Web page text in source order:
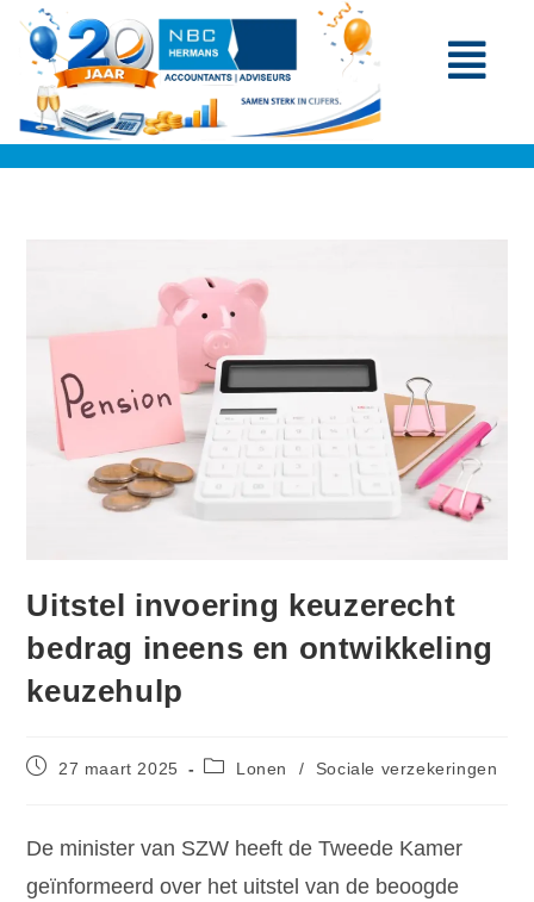
Uitstel invoering keuzerecht
bedrag ineens en ontwikkeling
keuzehulp
27 maart 2025 Lonen / Sociale verzekeringen
De minister van SZW heeft de Tweede Kamer
geïnformeerd over het uitstel van de beoogde